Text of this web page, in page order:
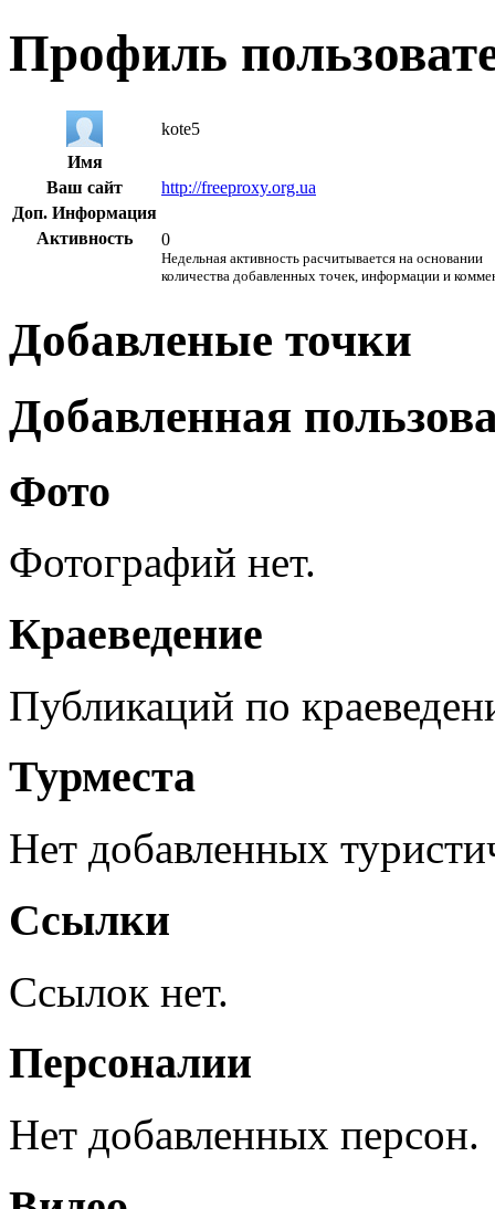
Профиль
kote5
Имя
Ваш сайт
http://freeproxy.org.ua
Доп. Информация
Активность
0
Недельная активность расчитывается на основании
количества добавленных точек, информации и
Добавленые точки
Добавленная
Фото
Фотографий нет.
Краеведение
Публикаций по
Турместа
Нет добавленных
Ссылки
Ссылок нет.
Персоналии
Нет добавленных персон.